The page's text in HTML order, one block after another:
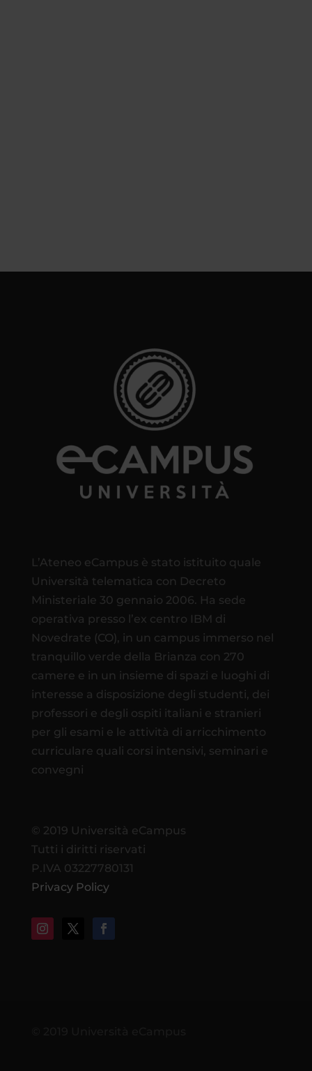
L’Ateneo eCampus è stato istituito quale
Università telematica con Decreto
Ministeriale 30 gennaio 2006. Ha sede
operativa presso l’ex centro IBM di
Novedrate (CO), in un campus immerso nel
tranquillo verde della Brianza con 270
camere e in un insieme di spazi e luoghi di
interesse a disposizione degli studenti, dei
professori e degli ospiti italiani e stranieri
per gli esami e le attività di arricchimento
curriculare quali corsi intensivi, seminari e
convegni
© 2019 Università eCampus
Tutti i diritti riservati
P.IVA 03227780131
Privacy Policy